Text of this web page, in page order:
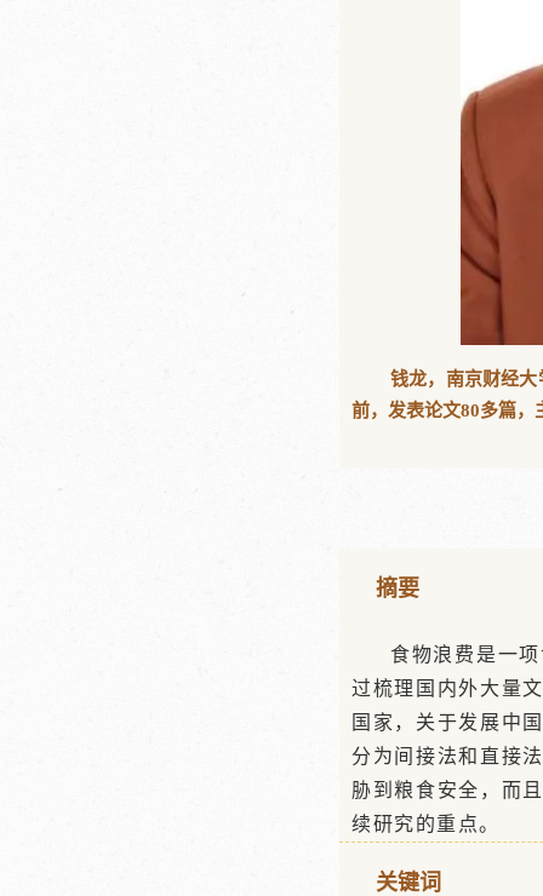
钱龙，南京财经
前，发表论文80多篇，
摘要
食物浪费是一
过梳理国内外大量
国家，关于发展中
分为间接法和直接
胁到粮食安全，而
续研究的重点。
关键词